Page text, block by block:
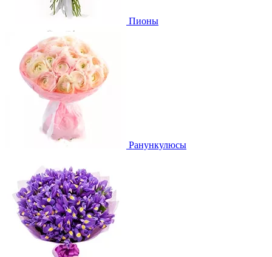
Пионы
Ранункулюсы